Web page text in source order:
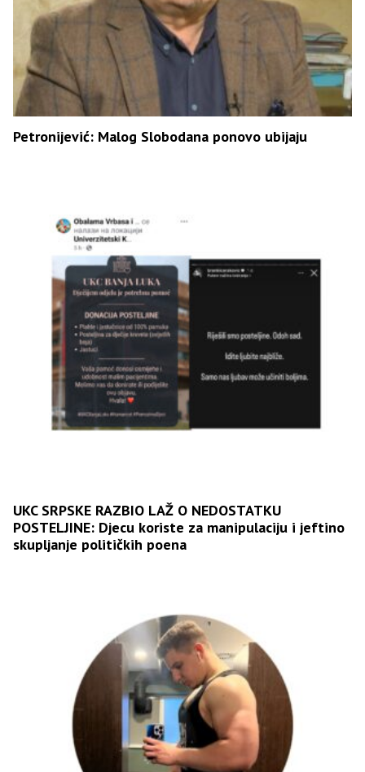
Petronijević: Malog Slobodana ponovo ubijaju
UKC SRPSKE RAZBIO LAŽ O NEDOSTATKU
POSTELJINE: Djecu koriste za manipulaciju i jeftino
skupljanje političkih poena